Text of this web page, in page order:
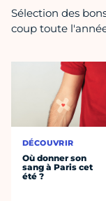
Sélection des
coup toute
DÉCOUVRIR
Où donner son
sang à Paris cet
été ?